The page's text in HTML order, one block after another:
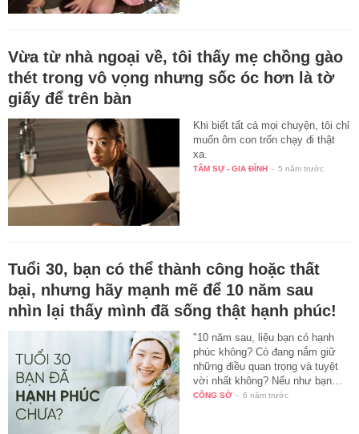
Vừa từ nhà ngoại về, tôi thấy mẹ chồng gào
thét trong vô vọng nhưng sốc óc hơn là tờ
giấy để trên bàn
Khi biết tất cả mọi chuyện, tôi chỉ
muốn ôm con trốn chạy đi thật
xa.
TÂM SỰ - GIA ĐÌNH - 5 năm trước
Tuổi 30, bạn có thể thành công hoặc thất
bại, nhưng hãy mạnh mẽ để 10 năm sau
nhìn lại thấy mình đã sống thật hạnh phúc!
"10 năm sau, liệu bạn có hạnh
phúc không? Có đang nắm giữ
những điều quan trọng và tuyệt
vời nhất không? Nếu như bạn…
CÔNG SỞ - 6 năm trước